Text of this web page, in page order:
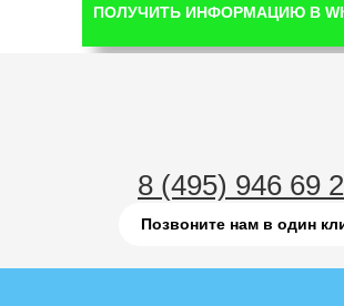
ПОЛУЧИТЬ ИНФОРМАЦИЮ В
8 (495) 946 69
Позвоните нам в один